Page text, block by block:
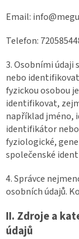
Email:
Telefon:
3. Osobními údaji
nebo
fyzickou osobou
identifikovat,
například jméno,
identifikátor nebo
fyziologické,
společenské
4. Správce
osobních údajů.
II. Zdroje a
údajů